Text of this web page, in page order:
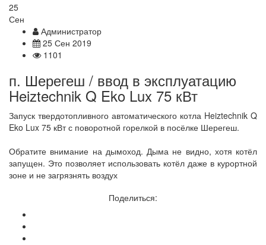
25
Сен
Администратор
25 Сен 2019
1101
п. Шерегеш / ввод в эксплуатацию
Heiztechnik Q Eko Lux 75 кВт
Запуск твердотопливного автоматического котла Heiztechnik Q
Eko Lux 75 кВт с поворотной горелкой в посёлке Шерегеш.
Обратите внимание на дымоход. Дыма не видно, хотя котёл
запущен. Это позволяет использовать котёл даже в курортной
зоне и не загрязнять воздух
Поделиться: